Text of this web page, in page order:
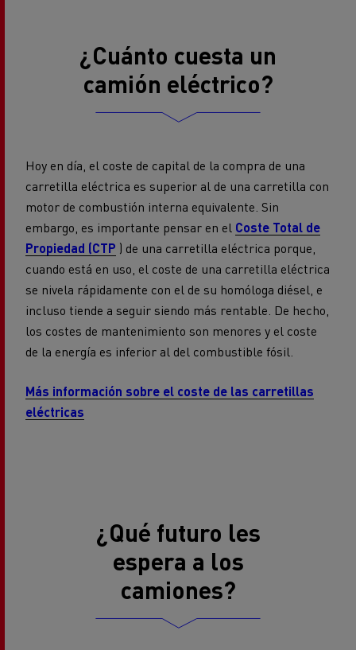
¿Cuánto cuesta un
camión eléctrico?
Hoy en día, el coste de capital de la compra de una
carretilla eléctrica es superior al de una carretilla con
motor de combustión interna equivalente. Sin
embargo, es importante pensar en el Coste Total de
Propiedad (CTP ) de una carretilla eléctrica porque,
cuando está en uso, el coste de una carretilla eléctrica
se nivela rápidamente con el de su homóloga diésel, e
incluso tiende a seguir siendo más rentable. De hecho,
los costes de mantenimiento son menores y el coste
de la energía es inferior al del combustible fósil.
Más información sobre el coste de las carretillas
eléctricas
¿Qué futuro les
espera a los
camiones?